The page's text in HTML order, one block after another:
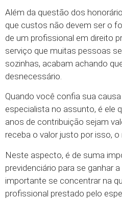
Além da questão dos
que custos não devem ser o
de um profissional em direito
serviço que muitas pessoas
sozinhas, acabam achando
desnecessário.
Quando você confia sua
especialista no assunto, é ele
anos de contribuição sejam
receba o valor justo por isso, o
Neste aspecto, é de suma
previdenciário para se ganhar
importante se concentrar na
profissional prestado pelo